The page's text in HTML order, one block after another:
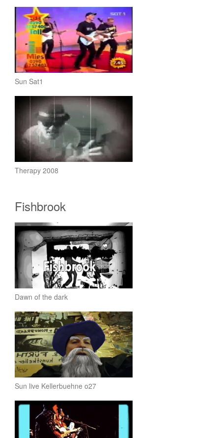
Sun Sat1
Therapy 2008
Fishbrook
Dawn of the dark
Sun live Kellerbuehne o27